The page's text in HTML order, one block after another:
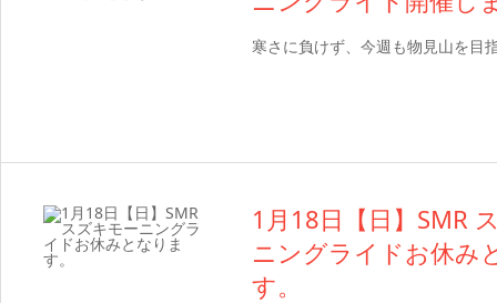
寒さに負けず、今週も物見山を目
1月18日【日】SMR
ニングライドお休み
す。